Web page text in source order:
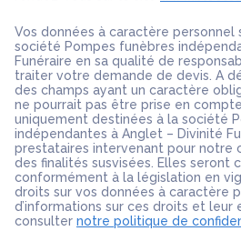
Vos données à caractère
société Pompes funèbres
Funéraire en sa qualité de
traiter votre demande de devis. A
des champs ayant un caractère
ne pourrait pas être prise en
uniquement destinées à la société
indépendantes à Anglet – Divinité
prestataires intervenant pour notre
des finalités susvisées. Elles seront
conformément à la législation en
droits sur vos données à caractère
d’informations sur ces droits et leur
consulter notre politique de